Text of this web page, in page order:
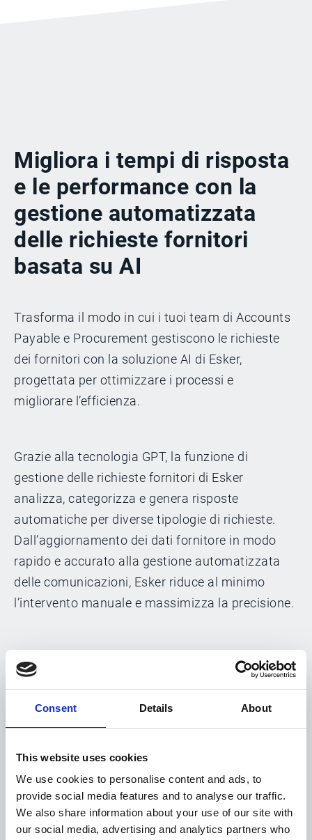
Consent Details About
This website uses cookies
We use cookies to personalise content and ads, to
provide social media features and to analyse our traffic.
We also share information about your use of our site with
our social media, advertising and analytics partners who
Migliora i tempi di risposta
e le performance con la
gestione automatizzata
delle richieste fornitori
basata su AI
Trasforma il modo in cui i tuoi team di Accounts
Payable e Procurement gestiscono le richieste
dei fornitori con la soluzione AI di Esker,
progettata per ottimizzare i processi e
migliorare l’efficienza.
Grazie alla tecnologia GPT, la funzione di
gestione delle richieste fornitori di Esker
analizza, categorizza e genera risposte
automatiche per diverse tipologie di richieste.
Dall’aggiornamento dei dati fornitore in modo
rapido e accurato alla gestione automatizzata
delle comunicazioni, Esker riduce al minimo
l’intervento manuale e massimizza la precisione.
Ottieni una visione chiara della gestione delle
richieste fornitori grazie a uno spazio di lavoro
rendere i processi sempre più efficienti e reattivi.
Richiedi una demo